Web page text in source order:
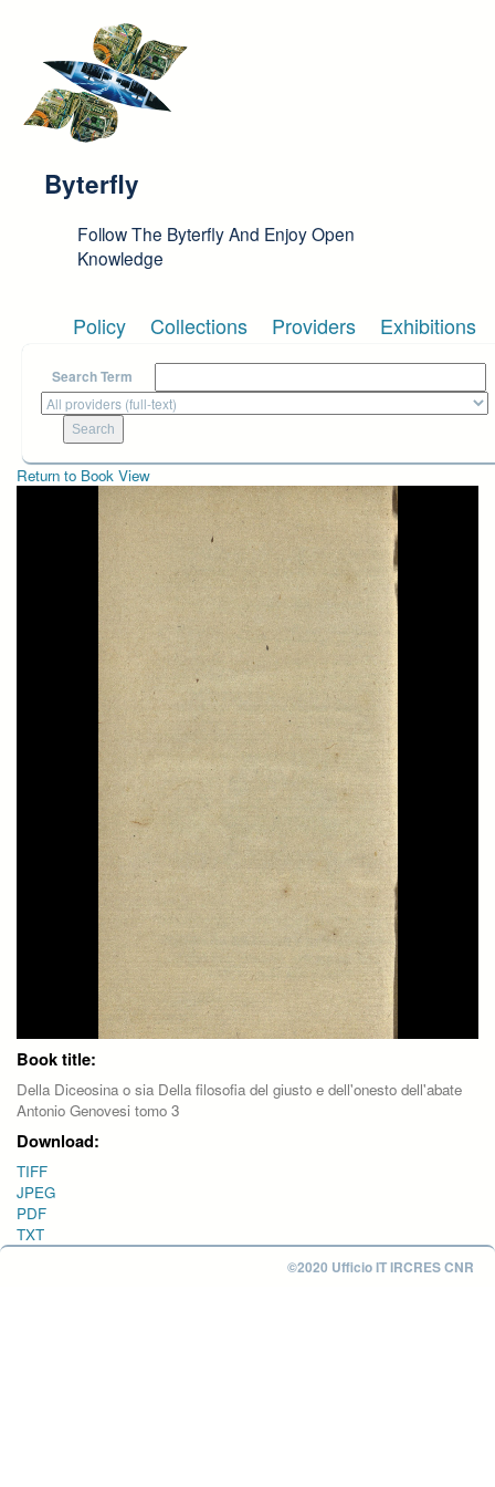
Byterfly
Follow The Byterfly And Enjoy Open
Knowledge
Policy Collections Providers Exhibitions
Search Term
Return to Book View
Book title:
Della Diceosina o sia Della filosofia del giusto e dell'onesto dell'abate
Antonio Genovesi tomo 3
Download:
TIFF
JPEG
PDF
TXT
©2020 Ufficio IT IRCRES CNR